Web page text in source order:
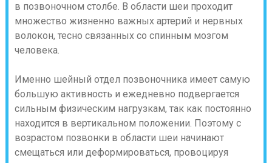
в позвоночном столбе. В области шеи проходит
множество жизненно важных артерий и нервных
волокон, тесно связанных со спинным мозгом
человека.
Именно шейный отдел позвоночника имеет самую
большую активность и ежедневно подвергается
сильным физическим нагрузкам, так как постоянно
находится в вертикальном положении. Поэтому с
возрастом позвонки в области шеи начинают
смещаться или деформироваться, провоцируя